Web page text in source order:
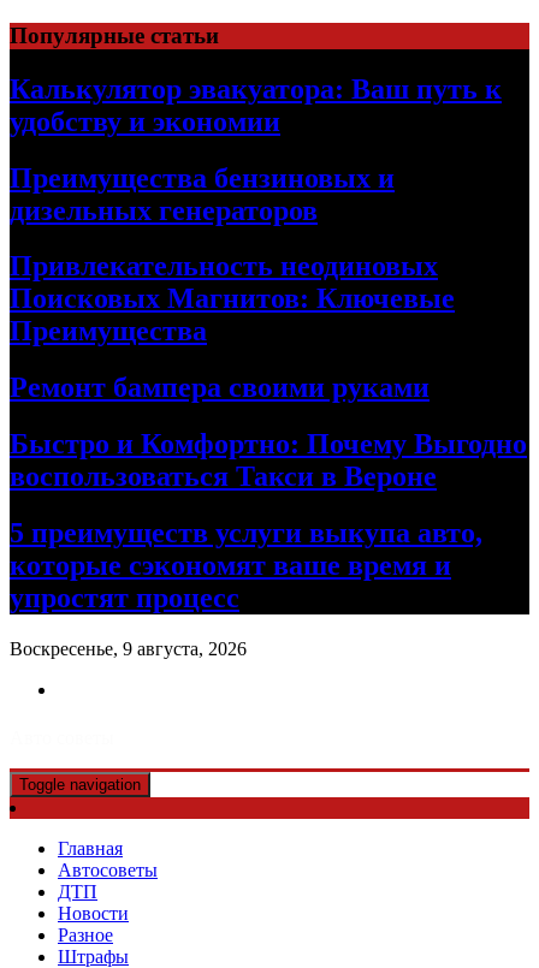
Skip
to
content
Популярные статьи
Калькулятор эвакуатора: Ваш путь к
удобству и экономии
Преимущества бензиновых и
дизельных генераторов
Привлекательность неодиновых
Поисковых Магнитов: Ключевые
Преимущества
Ремонт бампера своими руками
Быстро и Комфортно: Почему Выгодно
воспользоваться Такси в Вероне
5 преимуществ услуги выкупа авто,
которые сэкономят ваше время и
упростят процесс
Воскресенье, 9 августа, 2026
Toggle navigation
Главная
Автосоветы
ДТП
Новости
Разное
Штрафы